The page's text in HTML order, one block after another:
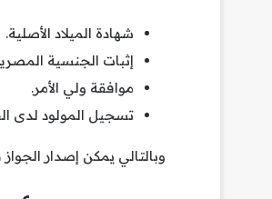
شهادة الميلاد الأصلية.
إثبات الجنسية
موافقة ولي الأمر.
تسجيل المولود لدى
وبالتالي يمكن إصدار